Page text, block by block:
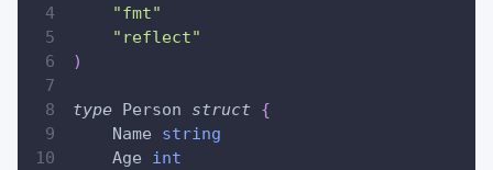
"fmt"
"reflect"
)
type Person struct
{
    Name
string
    Age
int